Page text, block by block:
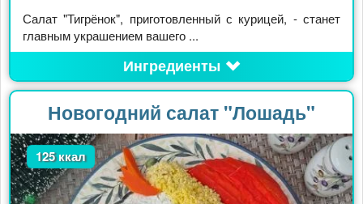
Салат "Тигрёнок", приготовленный с курицей, - станет
главным украшением вашего ...
Ингредиенты
Новогодний салат "Лошадь"
125 ккал